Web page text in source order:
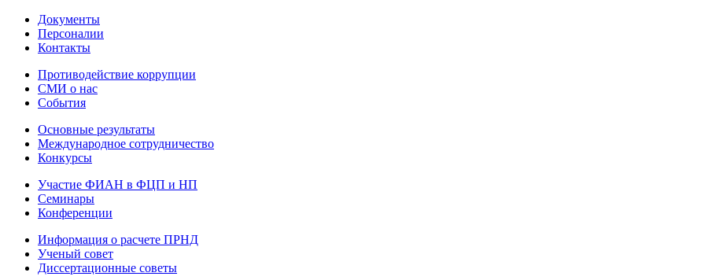
Документы
Персоналии
Контакты
Противодействие коррупции
СМИ о нас
События
Основные результаты
Международное сотрудничество
Конкурсы
Участие ФИАН в ФЦП и НП
Семинары
Конференции
Информация о расчете ПРНД
Ученый совет
Диссертационные советы